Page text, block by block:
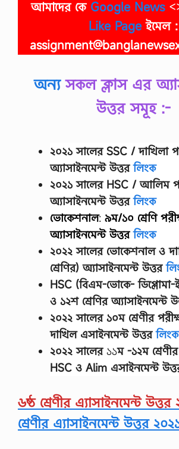
আমাদের কে Google News
Like Page ইমেল :
অন্যসকল ক্লাস এর
উত্তর সমূহ :-
২০২১ সালের SSC / দাখিলা
অ্যাসাইনমেন্ট উত্তরলিংক
২০২১ সালের HSC / আলিম
অ্যাসাইনমেন্ট উত্তরলিংক
ভোকেশনাল: ৯ম/১০ শ্রেণি
অ্যাসাইনমেন্ট উত্তরলিংক
২০২২ সালের ভোকেশনাল ও
শ্রেণির) অ্যাসাইনমেন্ট উত্তর
HSC (বিএম-ভোকে- ডিপ্লোমা-
ও ১২শ শ্রেণির অ্যাসাইনমেন্ট
২০২২ সালের ১০ম শ্রেণীর
দাখিল এসাইনমেন্ট উত্তরলিংক
২০২২ সালের১১ম -১২ম শ্রেণীর
HSC ও Alim এসাইনমেন্ট
৬ষ্ঠ শ্রেণীর এ্যাসাইনমেন্ট উত্তর
শ্রেণীর এ্যাসাইনমেন্ট উত্তর